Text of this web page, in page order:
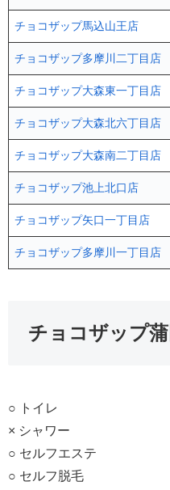
チョコザップ馬込山王店
チョコザップ多摩川二丁目店
チョコザップ大森東一丁目店
チョコザップ大森北六丁目店
チョコザップ大森南二丁目店
チョコザップ池上北口店
チョコザップ矢口一丁目店
チョコザップ多摩川一丁目店
チョコザップ
○ トイレ
× シャワー
○ セルフエステ
○ セルフ脱毛